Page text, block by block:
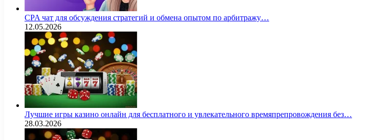
CPA чат для обсуждения стратегий и обмена опытом по арбитражу…
12.05.2026
Лучшие игры казино онлайн для бесплатного и увлекательного времяпрепровождения без…
28.03.2026